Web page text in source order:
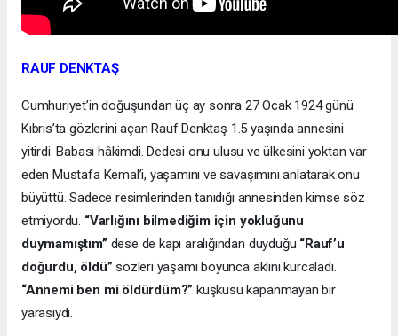
RAUF DENKTAŞ
Cumhuriyet’in doğuşundan üç ay sonra 27 Ocak 1924 günü
Kıbrıs’ta gözlerini açan Rauf Denktaş 1.5 yaşında annesini
yitirdi. Babası hâkimdi. Dedesi onu ulusu ve ülkesini yoktan var
eden Mustafa Kemal’i, yaşamını ve savaşımını anlatarak onu
büyüttü. Sadece resimlerinden tanıdığı annesinden kimse söz
etmiyordu. “Varlığını bilmediğim için yokluğunu
duymamıştım” dese de kapı aralığından duyduğu “Rauf’u
doğurdu, öldü” sözleri yaşamı boyunca aklını kurcaladı.
“Annemi ben mi öldürdüm?”kuşkusu kapanmayan bir
yarasıydı.